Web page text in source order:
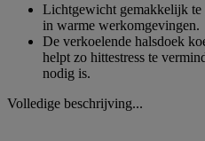
Lichtgewicht gemakkelijk te
in warme werkomgevingen.
De verkoelende halsdoek
helpt zo hittestress te
nodig is.
Volledige beschrijving...